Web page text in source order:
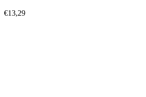
€13,29